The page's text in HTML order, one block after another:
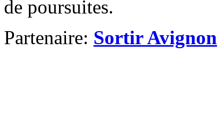
de poursuites.
Partenaire: Sortir Avignon